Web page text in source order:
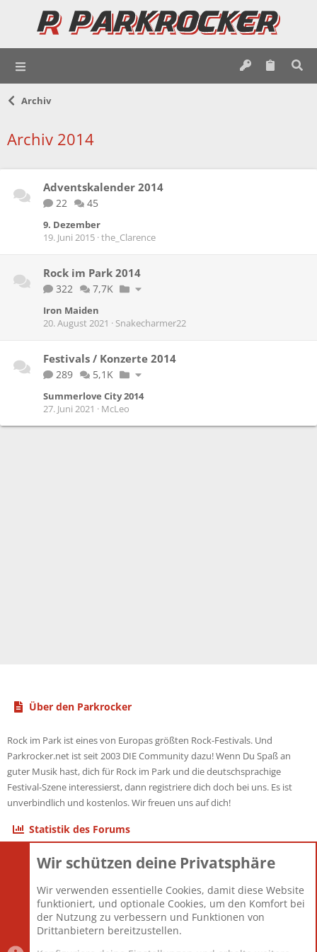
Archiv
Archiv 2014
Adventskalender 2014
22 45
9. Dezember
19. Juni 2015 the_Clarence
Rock im Park 2014
322 7,7K
Iron Maiden
20. August 2021
Snakecharmer22
Festivals / Konzerte 2014
289 5,1K
Summerlove City 2014
27. Juni 2021
McLeo
Über den Parkrocker
Rock im Park ist eines von Europas größten Rock-Festivals. Und
Parkrocker.net ist seit 2003 DIE Community dazu! Wenn Du Spaß an
guter Musik hast, dich für Rock im Park und die deutschsprachige
Festival-Szene interessierst, dann registriere dich doch bei uns. Es ist
unverbindlich und kostenlos. Wir freuen uns auf dich!
Statistik des Forums
Themen
Mitglieder
12.427
Neuestes Mitglied
Berlin
Wir schützen deine Privatsphäre
Wir verwenden essentielle Cookies, damit diese Website
funktioniert, und optionale Cookies, um den Komfort bei
der Nutzung zu verbessern und Funktionen von
Drittanbietern bereitzustellen.